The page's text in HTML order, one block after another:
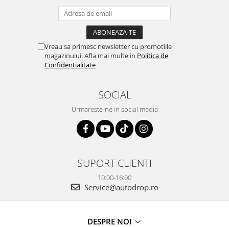
Vreau sa primesc newsletter cu promotiile
magazinului. Afla mai multe in Politica de
Confidentialitate
SOCIAL
Urmareste-ne in social media
SUPORT CLIENTI
10:00-16:00
Service@autodrop.ro
DESPRE NOI